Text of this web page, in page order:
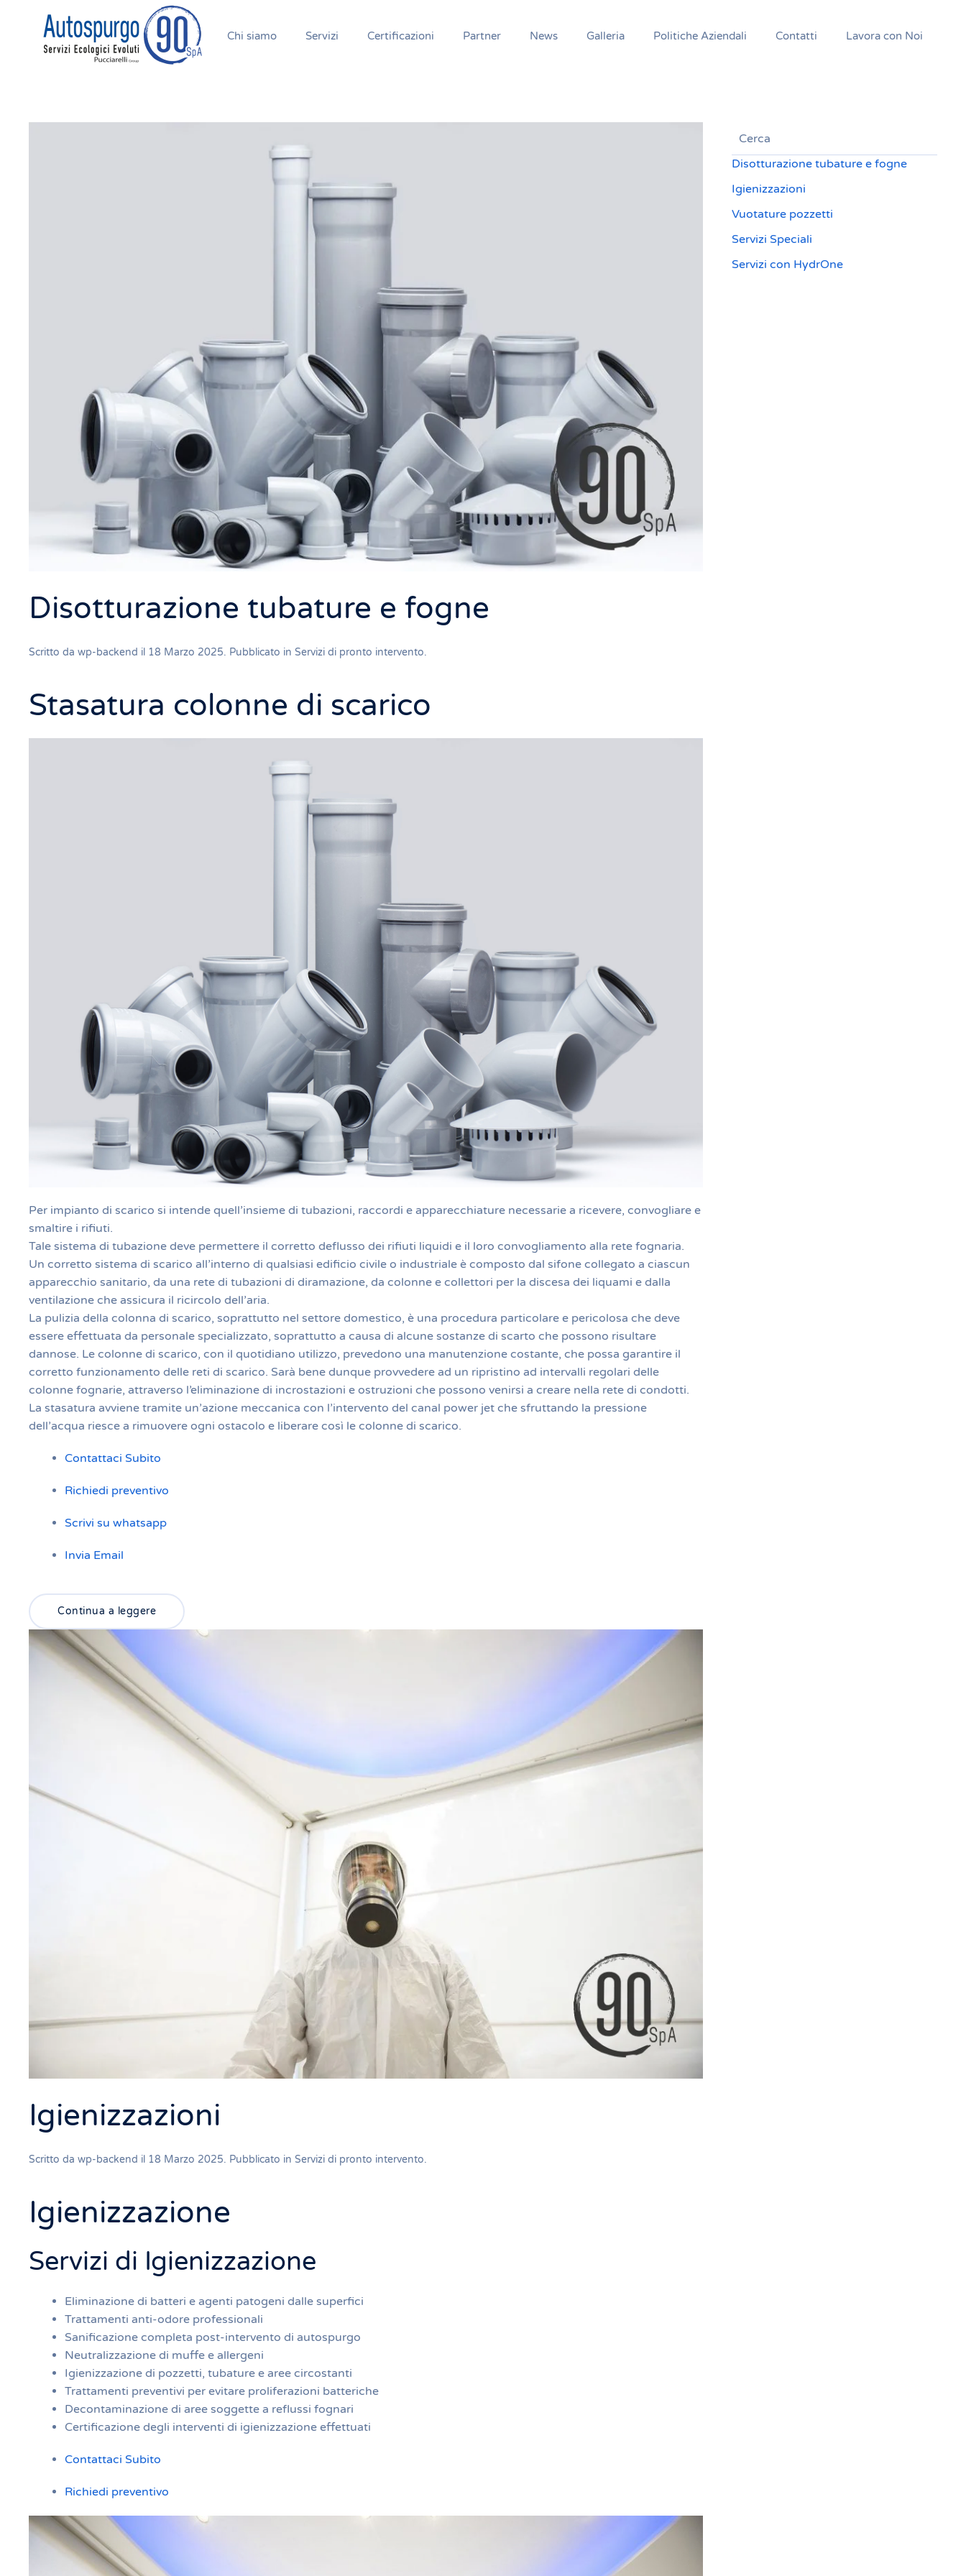
Passa al contenuto principale Chi siamo Servizi Certificazioni Partner News Galleria Politiche Aziendali Contatti Lavora con Noi
Disotturazione tubature e fogne
Scritto da wp-backend il 18 Marzo 2025. Pubblicato in Servizi di pronto intervento.
Stasatura colonne di scarico
Per impianto di scarico si intende quell’insieme di tubazioni, raccordi e apparecchiature necessarie a ricevere, convogliare e
smaltire i rifiuti.
Tale sistema di tubazione deve permettere il corretto deflusso dei rifiuti liquidi e il loro convogliamento alla rete fognaria.
Un corretto sistema di scarico all’interno di qualsiasi edificio civile o industriale è composto dal sifone collegato a ciascun
apparecchio sanitario, da una rete di tubazioni di diramazione, da colonne e collettori per la discesa dei liquami e dalla
ventilazione che assicura il ricircolo dell’aria.
La pulizia della colonna di scarico, soprattutto nel settore domestico, è una procedura particolare e pericolosa che deve
essere effettuata da personale specializzato, soprattutto a causa di alcune sostanze di scarto che possono risultare
dannose. Le colonne di scarico, con il quotidiano utilizzo, prevedono una manutenzione costante, che possa garantire il
corretto funzionamento delle reti di scarico. Sarà bene dunque provvedere ad un ripristino ad intervalli regolari delle
colonne fognarie, attraverso l’eliminazione di incrostazioni e ostruzioni che possono venirsi a creare nella rete di condotti.
La stasatura avviene tramite un’azione meccanica con l’intervento del canal power jet che sfruttando la pressione
dell’acqua riesce a rimuovere ogni ostacolo e liberare così le colonne di scarico.
Contattaci Subito
Richiedi preventivo
Scrivi su whatsapp
Invia Email
Continua a leggere
Igienizzazioni
Scritto da wp-backend il 18 Marzo 2025. Pubblicato in Servizi di pronto intervento.
Igienizzazione
Servizi di Igienizzazione
Eliminazione di batteri e agenti patogeni dalle superfici
Trattamenti anti-odore professionali
Sanificazione completa post-intervento di autospurgo
Neutralizzazione di muffe e allergeni
Igienizzazione di pozzetti, tubature e aree circostanti
Trattamenti preventivi per evitare proliferazioni batteriche
Decontaminazione di aree soggette a reflussi fognari
Certificazione degli interventi di igienizzazione effettuati
Contattaci Subito
Richiedi preventivo
Disotturazione tubature e fogne
Igienizzazioni
Vuotature pozzetti
Servizi Speciali
Servizi con HydrOne